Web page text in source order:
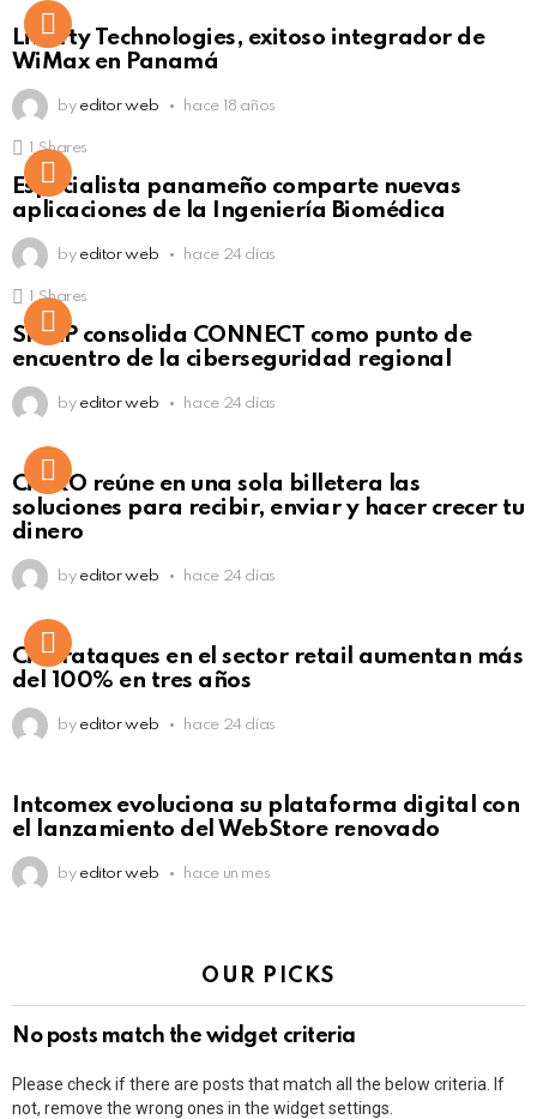
Liberty Technologies, exitoso integrador de
WiMax en Panamá
by editor web hace 18 años
Click to view this post
1 Shares
Especialista panameño comparte nuevas
aplicaciones de la Ingeniería Biomédica
by editor web hace 24 días
Click to view this post
1 Shares
SISAP consolida CONNECT como punto de
encuentro de la ciberseguridad regional
by editor web hace 24 días
Not Safe For Work
Click to view this post
CiNKO reúne en una sola billetera las
soluciones para recibir, enviar y hacer crecer tu
dinero
by editor web hace 24 días
Ciberataques en el sector retail aumentan más
del 100% en tres años
by editor web hace 24 días
Intcomex evoluciona su plataforma digital con
el lanzamiento del WebStore renovado
by editor web hace un mes
OUR PICKS
No posts match the widget criteria
Please check if there are posts that match all the below criteria. If
not, remove the wrong ones in the widget settings.